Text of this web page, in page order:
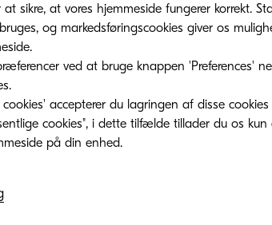
sikre, at vores hjemmeside fungerer korrekt.
og markedsføringscookies giver os
ved at bruge knappen 'Preferences'
accepterer du lagringen af ​​disse
cookies", i dette tilfælde tillader du os kun
korrekt visning af vores hjemmeside på din enhed.